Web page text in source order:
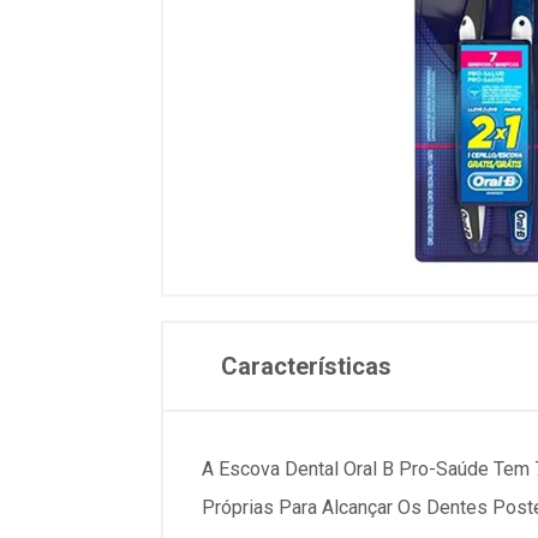
Características
A Escova Dental Oral B Pro-Saúde
Próprias Para Alcançar Os Dentes